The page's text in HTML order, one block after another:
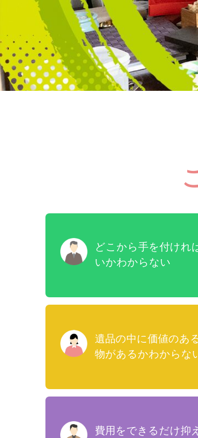
どこから手を付けれ
いかわからない
遺品の中に価値のあ
物があるかわからな
費用をできるだけ抑